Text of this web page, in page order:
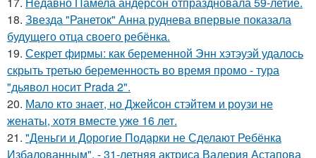
18. Звезда "Ранеток" Анна руднева впервые показала
будущего отца своего ребёнка.
19. Секрет фирмы: как беременной Энн хэтэуэй удалось
скрыть третью беременность во время промо - тура
"дьявол носит Prada 2".
20. Мало кто знает, но Джейсон стэйтем и роузи не
женаты, хотя вместе уже 16 лет.
21. "Деньги и Дорогие Подарки не Сделают Ребёнка
Избалованным", - 31-летняя актриса Валерия Астапова